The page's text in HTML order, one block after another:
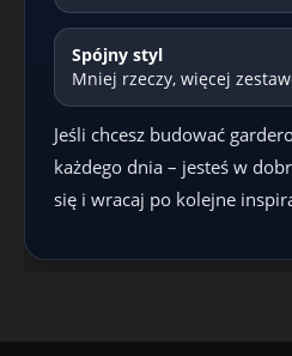
Spójny styl
Mniej rzeczy, więcej
Jeśli chcesz budować
każdego dnia – jesteś w
się i wracaj po kolejne